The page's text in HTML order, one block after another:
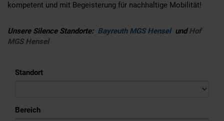
kompetent und mit Begeisterung für nachhaltige Mobilität!
Unsere Silence Standorte: Bayreuth MGS HenselundHof
MGS Hensel
Standort
Bereich